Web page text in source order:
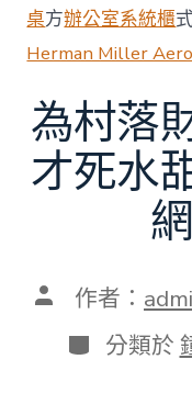
桌方辦公室系統櫃
Herman Miller
為村落
才死水
文 作者：
分
類
分類於